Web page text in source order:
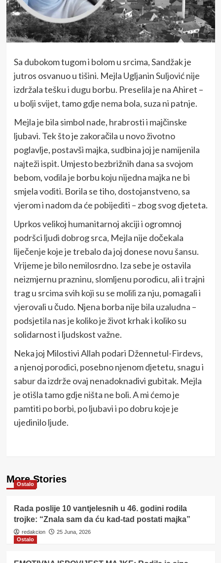
Sa dubokom tugom i bolom u srcima, Sandžak je
jutros osvanuo u tišini. Mejla Ugljanin Suljović nije
izdržala tešku i dugu borbu. Preselila je na Ahiret –
u bolji svijet, tamo gdje nema bola, suza ni patnje.
Mejla je bila simbol nade, hrabrosti i majčinske
ljubavi. Tek što je zakoračila u novo životno
poglavlje, postavši majka, sudbina joj je namijenila
najteži ispit. Umjesto bezbrižnih dana sa svojom
bebom, vodila je borbu koju nijedna majka ne bi
smjela voditi. Borila se tiho, dostojanstveno, sa
vjerom i nadom da će pobijediti – zbog svog djeteta.
Uprkos velikoj humanitarnoj akciji i ogromnoj
podršci ljudi dobrog srca, Mejla nije dočekala
liječenje koje je trebalo da joj donese novu šansu.
Vrijeme je bilo nemilosrdno. Iza sebe je ostavila
neizmjernu prazninu, slomljenu porodicu, ali i trajni
trag u srcima svih koji su se molili za nju, pomagali i
vjerovali u čudo. Njena borba nije bila uzaludna –
podsjetila nas je koliko je život krhak i koliko su
solidarnost i ljudskost važne.
Neka joj Milostivi Allah podari Džennetul-Firdevs,
a njenoj porodici, posebno njenom djetetu, snagu i
sabur da izdrže ovaj nenadoknadivi gubitak. Mejla
je otišla tamo gdje ništa ne boli. A mi ćemo je
pamtiti po borbi, po ljubavi i po dobru koje je
ujedinilo ljude.
More Stories
Ostalo
Rada poslije 10 vantjelesnih u 46. godini rodila
trojke: “Znala sam da ću kad-tad postati majka”
redakcion
25 Juna, 2026
Ostalo